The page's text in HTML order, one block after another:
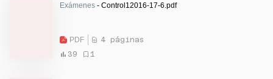
Exámenes - Control12016-17-6.pdf
PDF
4 páginas
39
1